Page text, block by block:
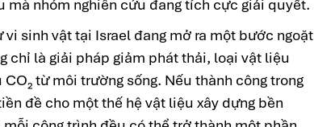
mà nhóm nghiên cứu đang tích cực giải quyết.
vi sinh vật tại Israel đang mở ra một bước ngoặt
chỉ là giải pháp giảm phát thải, loại vật liệu
từ môi trường sống. Nếu thành công trong
đề cho một thế hệ vật liệu xây dựng bền